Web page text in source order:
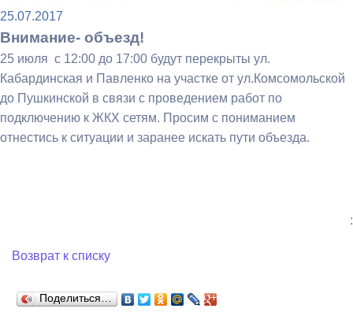
25.07.2017
Внимание- объезд!
25 июля с 12:00 до 17:00 будут перекрыты ул.
Кабардинская и Павленко на участке от ул.Комсомольской
до Пушкинской в связи с проведением работ по
подключению к ЖКХ сетям. Просим с пониманием
отнестись к ситуации и заранее искать пути объезда.
:
Возврат к списку
Поделиться…